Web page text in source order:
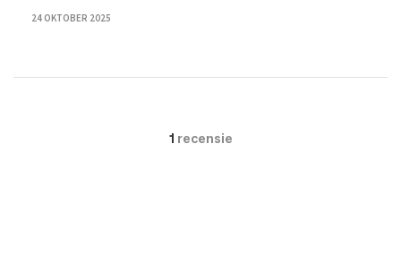
24 OKTOBER 2025
1 recensie